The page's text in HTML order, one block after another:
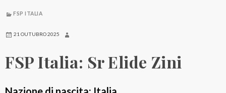
FSP ITALIA
21 OUTUBRO 2025
FSP Italia: Sr Elide Zini